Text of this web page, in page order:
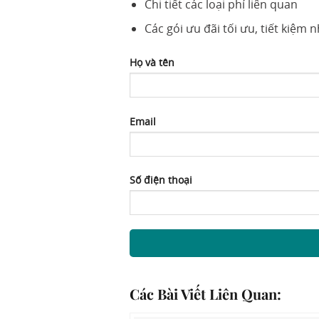
Chi tiết các loại phí liên quan
Các gói ưu đãi tối ưu, tiết kiệm
Họ và tên
Email
Số điện thoại
Các Bài Viết Liên Quan: